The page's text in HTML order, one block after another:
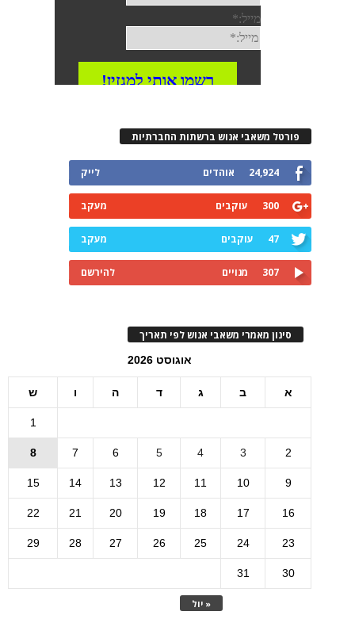
פורטל משאבי אנוש ברשתות החברתיות
24,924 אוהדים לייק
300 עוקבים מעקב
47 עוקבים מעקב
307 מנויים להירשם
סינון מאמרי משאבי אנוש לפי תאריך
אוגוסט 2026
א ב ג ד ה ו ש
« יול
1
2
3
4
5
6
7
8
9
10
11
12
13
14
15
16
17
18
19
20
21
22
23
24
25
26
27
28
29
30
31